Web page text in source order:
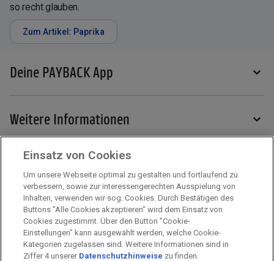
so recht glauben.
Zum Artikel: Paprika
Deine PAYBACK App
Weitere Informationen
Mehr zu PAYBACK
Impressum
Einsatz von Cookies
Um unsere Webseite optimal zu gestalten und fortlaufend zu
verbessern, sowie zur interessengerechten Ausspielung von
Inhalten, verwenden wir sog. Cookies. Durch Bestätigen des
Buttons "Alle Cookies akzeptieren" wird dem Einsatz von
Cookies zugestimmt. Über den Button "Cookie-
Einstellungen" kann ausgewählt werden, welche Cookie-
Kategorien zugelassen sind. Weitere Informationen sind in
Ziffer 4 unserer Datenschutzhinweise zu finden.